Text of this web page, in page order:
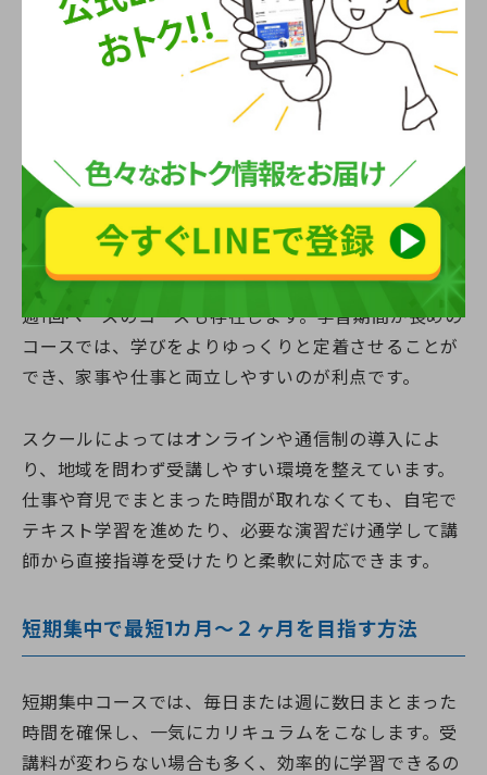
別に見る学習期間とスケジュール
自分のライフスタイルや目標期間に合わせて学習方法
を選択することで、無理なく資格取得が目指せます。
受講スタイルは、短期集中で一気に学びきる方法か
ら、平日・土日・夜間を活用しながら少しずつ進める
方法まで、さまざまな選択肢があります。最短1カ月で
修了可能なコースもあれば、主婦や社会人に配慮した
週1回ペースのコースも存在します。学習期間が長めの
コースでは、学びをよりゆっくりと定着させることが
でき、家事や仕事と両立しやすいのが利点です。
スクールによってはオンラインや通信制の導入によ
り、地域を問わず受講しやすい環境を整えています。
仕事や育児でまとまった時間が取れなくても、自宅で
テキスト学習を進めたり、必要な演習だけ通学して講
師から直接指導を受けたりと柔軟に対応できます。
短期集中で最短1カ月～２ヶ月を目指す方法
短期集中コースでは、毎日または週に数日まとまった
時間を確保し、一気にカリキュラムをこなします。受
講料が変わらない場合も多く、効率的に学習できるの